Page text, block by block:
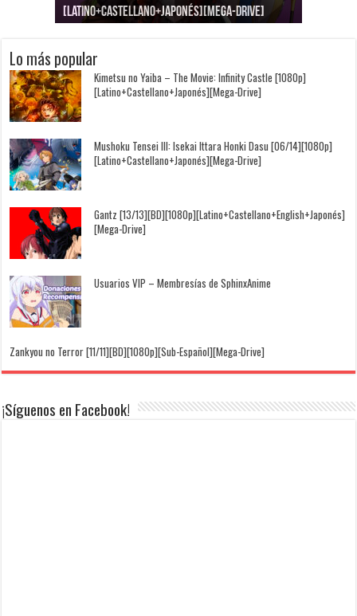
[Latino+Castellano+Japonés][Mega-Drive]
[Latino+Japonés][Mega-Drive]
[Latino+Castellano+Japonés][Mega-Drive]
[1080p][Sub-Español][Mega-Drive]
[Castellano+English+Japonés][Mega-Drive]
[1080p][Sub-Español][Mega-Drive]
Lo más popular
Kimetsu no Yaiba – The Movie: Infinity Castle [1080p]
[Latino+Castellano+Japonés][Mega-Drive]
Mushoku Tensei III: Isekai Ittara Honki Dasu [06/14][1080p]
[Latino+Castellano+Japonés][Mega-Drive]
Gantz [13/13][BD][1080p][Latino+Castellano+English+Japonés]
[Mega-Drive]
Usuarios VIP – Membresías de SphinxAnime
Zankyou no Terror [11/11][BD][1080p][Sub-Español][Mega-Drive]
¡Síguenos en Facebook!